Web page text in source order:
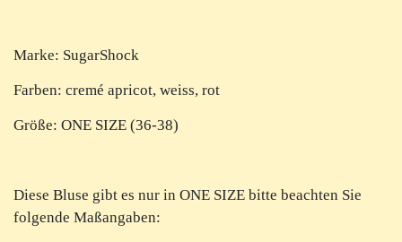
Marke: SugarShock
Farben: cremé apricot, weiss, rot
Größe: ONE SIZE (36-38)
Diese Bluse gibt es nur in ONE SIZE bitte beachten Sie
folgende Maßangaben: